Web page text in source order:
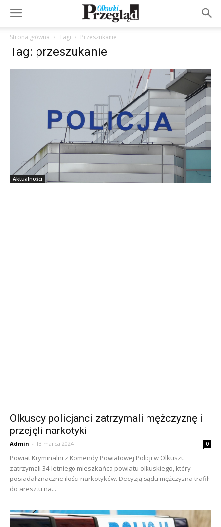
Strona główna Tagi Przeszukanie
Tag: przeszukanie
Aktualności
Olkuscy policjanci zatrzymali mężczyznę i
przejęli narkotyki
Admin - 13 marca 2024 0
Powiat Kryminalni z Komendy Powiatowej Policji w Olkuszu
zatrzymali 34-letniego mieszkańca powiatu olkuskiego, który
posiadał znaczne ilości narkotyków. Decyzją sądu mężczyzna trafił
do aresztu na...